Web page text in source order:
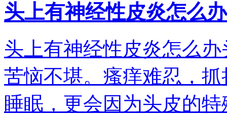
头上有神经性皮炎怎么办
头上有神经性皮炎怎么
苦恼不堪。瘙痒难忍，
睡眠，更会因为头皮的